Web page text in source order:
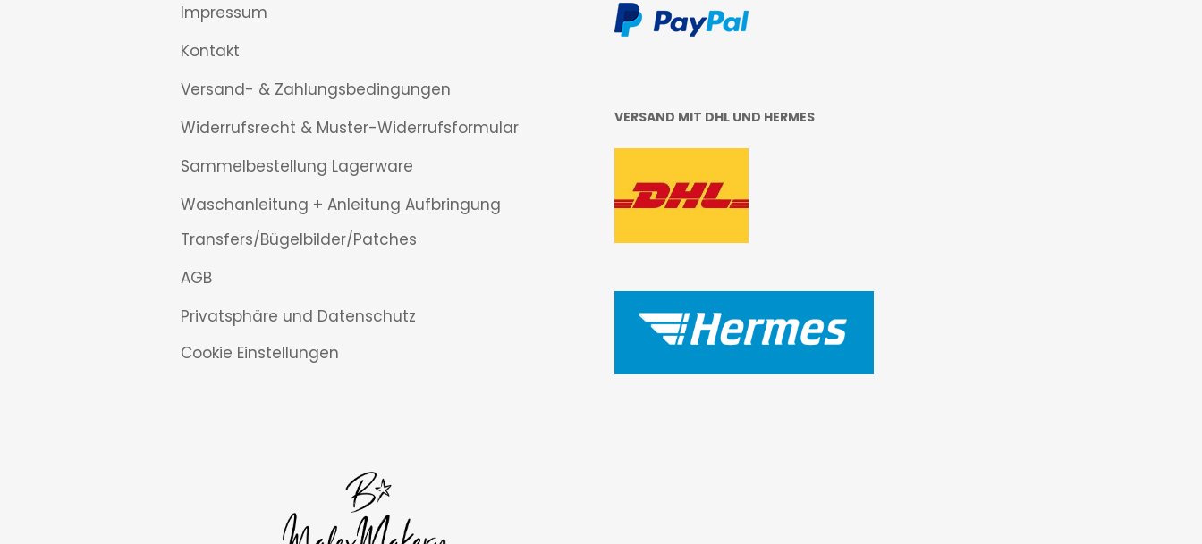
Impressum
Kontakt
Versand- & Zahlungsbedingungen
Widerrufsrecht & Muster-Widerrufsformular
Sammelbestellung Lagerware
Waschanleitung + Anleitung Aufbringung
Transfers/Bügelbilder/Patches
AGB
Privatsphäre und Datenschutz
Cookie Einstellungen
VERSAND MIT DHL UND HERMES